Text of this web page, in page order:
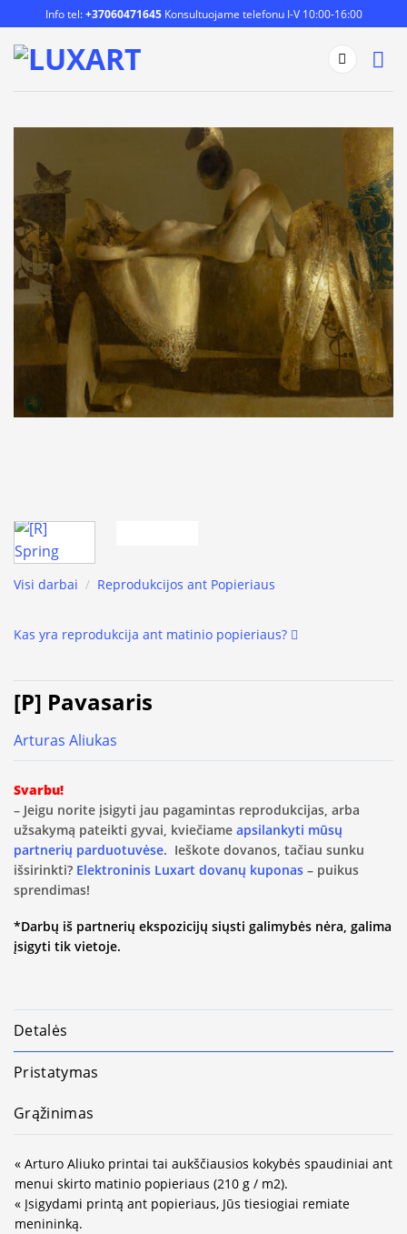
to
content
Info tel:+37060471645Konsultuojame telefonu I-V 10:00-16:00
Visi darbai / Reprodukcijos ant Popieriaus
Kas yra reprodukcija ant matinio popieriaus?
[P] Pavasaris
Arturas Aliukas
Svarbu!
– Jeigu norite įsigyti jau pagamintas reprodukcijas, arba
užsakymą pateikti gyvai, kviečiame apsilankyti mūsų
partnerių parduotuvėse. Ieškote dovanos, tačiau sunku
išsirinkti? Elektroninis Luxart dovanų kuponas – puikus
sprendimas!
*Darbų iš partnerių ekspozicijų siųsti galimybės nėra, galima
įsigyti tik vietoje.
Detalės
Pristatymas
Grąžinimas
« Arturo Aliuko printai tai aukščiausios kokybės spaudiniai ant
menui skirto matinio popieriaus (210 g / m2).
« Įsigydami printą ant popieriaus, Jūs tiesiogiai remiate
menininką.